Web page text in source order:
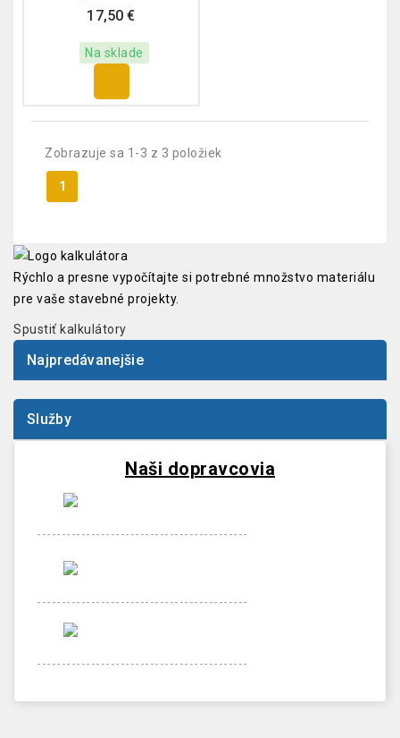
(200ks) WSS
17,50 €
Na sklade
Zobrazuje sa 1-3 z 3 položiek
1
Rýchlo a presne vypočítajte si potrebné množstvo materiálu
pre vaše stavebné projekty.
Spustiť kalkulátory
Najpredávanejšie
Služby
Naši dopravcovia
-------------------------------------------
-------------------------------------------
-------------------------------------------